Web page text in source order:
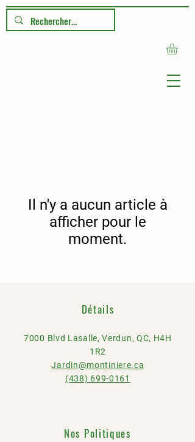
Il n'y a aucun article à
afficher pour le
moment.
Détails
7000 Blvd Lasalle, Verdun, QC, H4H
1R2
Jardin@montiniere.ca
(438) 699-0161
Nos Politiques